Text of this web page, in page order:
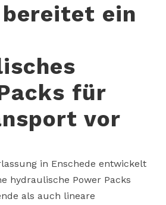
bereitet ein
für
vor
in Enschede entwickelt
hydraulische Power Packs
als auch lineare